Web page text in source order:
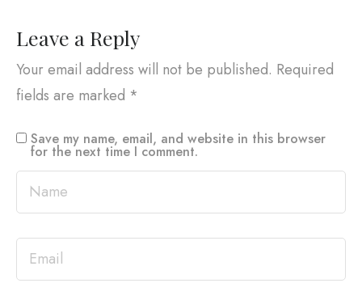
Leave a Reply
Your email address will not be published. Required
fields are marked *
Save my name, email, and website in this browser
for the next time I comment.